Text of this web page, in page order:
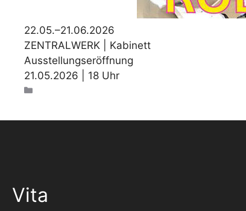
22.05.–21.06.2026
ZENTRALWERK | Kabinett
Ausstellungseröffnung
21.05.2026 | 18 Uhr
Vita